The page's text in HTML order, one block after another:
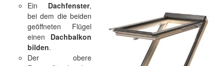
Ein Dachfenster,
bei dem die beiden
geöffneten Flügel
einen Dachbalkon
bilden.
Der obere